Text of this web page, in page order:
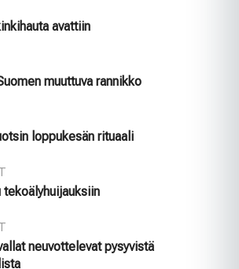
avattiin
muuttuva rannikko
loppukesän rituaali
tekoälyhuijauksiin
neuvottelevat pysyvistä